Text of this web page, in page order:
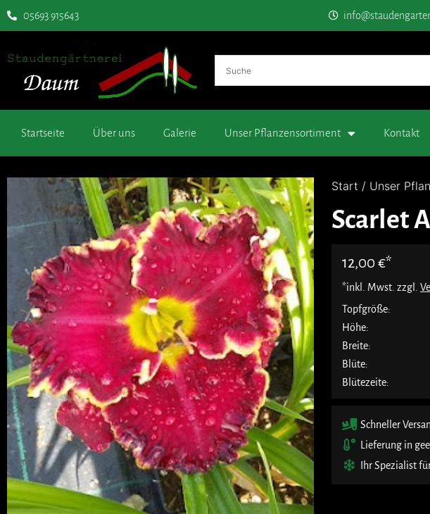
05693 915643
Startseite Über uns Galerie Unser Pflanzensortiment Kontakt
Start / Unser
Scarlet
12,00 €
*inkl. Mwst. zzgl.
Topfgröße:
Höhe:
Breite:
Blüte:
Blütezeite:
Schneller
Lieferung in
Ihr Spezialist